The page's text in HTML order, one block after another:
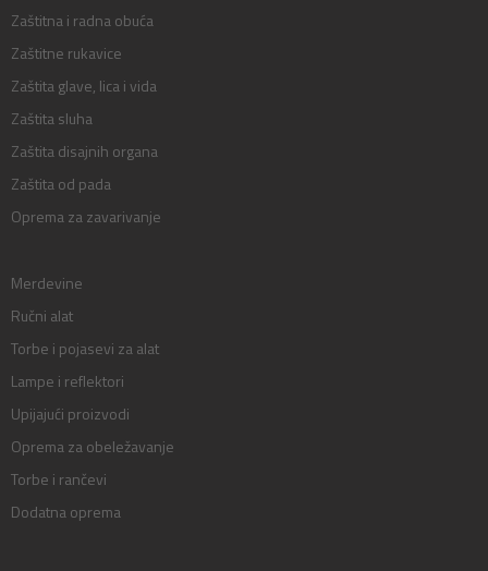
Zaštitna i radna obuća
Zaštitne rukavice
Zaštita glave, lica i vida
Zaštita sluha
Zaštita disajnih organa
Zaštita od pada
Oprema za zavarivanje
Merdevine
Ručni alat
Torbe i pojasevi za alat
Lampe i reflektori
Upijajući proizvodi
Oprema za obeležavanje
Torbe i rančevi
Dodatna oprema